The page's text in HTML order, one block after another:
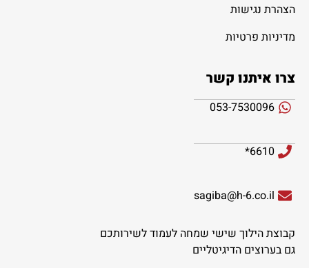
הצהרת נגישות
מדיניות פרטיות
צרו איתנו קשר
053-7530096
6610*
sagiba@h-6.co.il
קבוצת הילוך שישי שמחה לעמוד לשירותכם
גם בערוצים הדיגיטליים